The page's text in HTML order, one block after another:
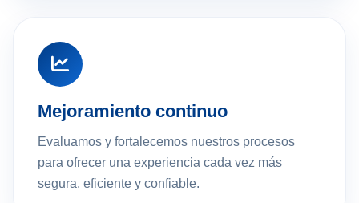
Mejoramiento continuo
Evaluamos y fortalecemos nuestros procesos
para ofrecer una experiencia cada vez más
segura, eficiente y confiable.